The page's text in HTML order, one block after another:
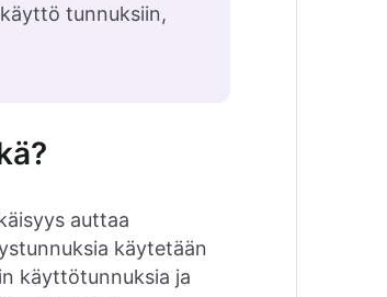
tunnuksiin,
auttaa
käytetään
käyttötunnuksia ja